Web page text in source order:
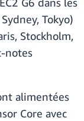
Tokyo)
Stockholm,
notes
alimentées
Core avec